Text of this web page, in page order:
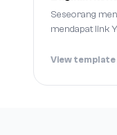
Seseorang
mendapat link
View template